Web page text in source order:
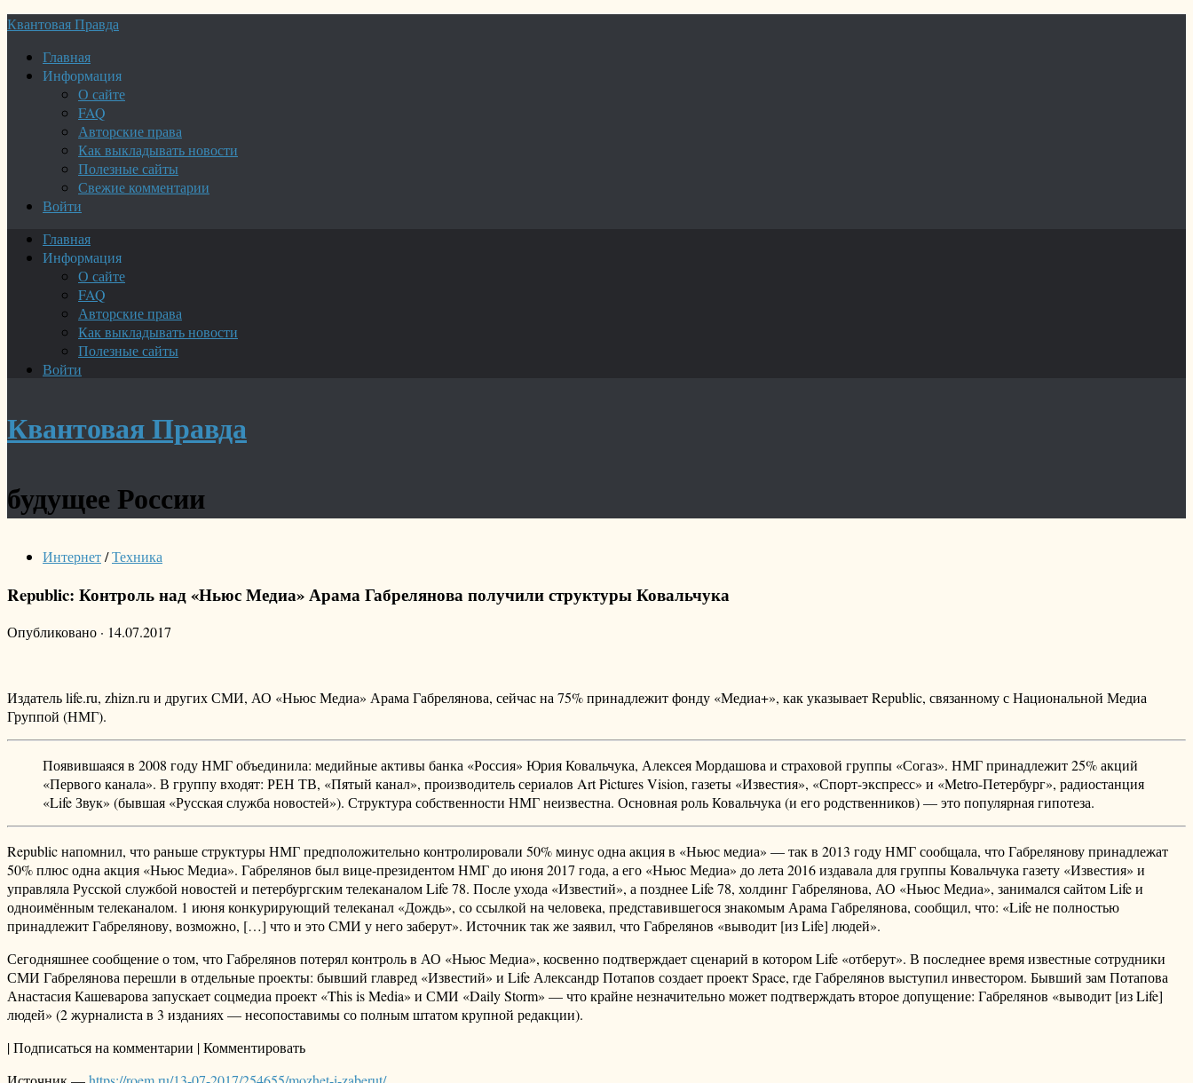
Квантовая Правда
Главная
Информация
О сайте
FAQ
Авторские права
Как выкладывать новости
Полезные сайты
Свежие комментарии
Войти
Главная
Информация
О сайте
FAQ
Авторские права
Как выкладывать новости
Полезные сайты
Войти
Квантовая Правда
будущее России
Интернет/Техника
Republic: Контроль над «Ньюс Медиа» Арама Габрелянова получили структуры Ковальчука
Опубликовано · 14.07.2017
Издатель life.ru, zhizn.ru и других СМИ, АО «Ньюс Медиа» Арама Габрелянова, сейчас на 75% принадлежит фонду «Медиа+», как указывает Republic, связанному с Национальной Медиа
Группой (НМГ).
Появившаяся в 2008 году НМГ объединила: медийные активы банка «Россия» Юрия Ковальчука, Алексея Мордашова и страховой группы «Согаз». НМГ принадлежит 25% акций
«Первого канала». В группу входят: РЕН ТВ, «Пятый канал», производитель сериалов Art Pictures Vision, газеты «Известия», «Спорт-экспресс» и «Metro-Петербург», радиостанция
«Life Звук» (бывшая «Русская служба новостей»). Структура собственности НМГ неизвестна. Основная роль Ковальчука (и его родственников) — это популярная гипотеза.
Republic напомнил, что раньше структуры НМГ предположительно контролировали 50% минус одна акция в «Ньюс медиа» — так в 2013 году НМГ сообщала, что Габрелянову принадлежат
50% плюс одна акция «Ньюс Медиа». Габрелянов был вице-президентом НМГ до июня 2017 года, а его «Ньюс Медиа» до лета 2016 издавала для группы Ковальчука газету «Известия» и
управляла Русской службой новостей и петербургским телеканалом Life 78. После ухода «Известий», а позднее Life 78, холдинг Габрелянова, АО «Ньюс Медиа», занимался сайтом Life и
одноимённым телеканалом. 1 июня конкурирующий телеканал «Дождь», со ссылкой на человека, представившегося знакомым Арама Габрелянова, сообщил, что: «Life не полностью
принадлежит Габрелянову, возможно, […] что и это СМИ у него заберут». Источник так же заявил, что Габрелянов «выводит [из Life] людей».
Сегодняшнее сообщение о том, что Габрелянов потерял контроль в АО «Ньюс Медиа», косвенно подтверждает сценарий в котором Life «отберут». В последнее время известные сотрудники
СМИ Габрелянова перешли в отдельные проекты: бывший главред «Известий» и Life Александр Потапов создает проект Space, где Габрелянов выступил инвестором. Бывший зам Потапова
Анастасия Кашеварова запускает соцмедиа проект «This is Media» и СМИ «Daily Storm» — что крайне незначительно может подтверждать второе допущение: Габрелянов «выводит [из Life]
людей» (2 журналиста в 3 изданиях — несопоставимы со полным штатом крупной редакции).
| Подписаться на комментарии | Комментировать